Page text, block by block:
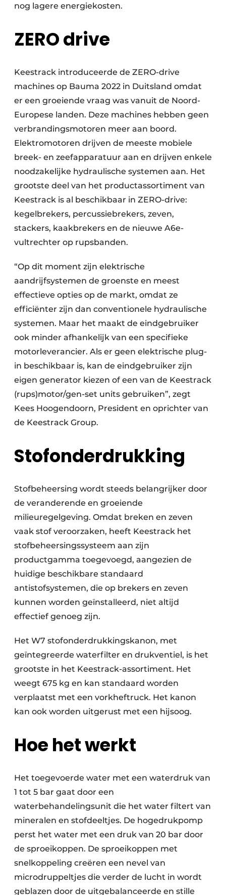
nog lagere energiekosten.
ZERO drive
Keestrack introduceerde de ZERO-drive
machines op Bauma 2022 in Duitsland omdat
er een groeiende vraag was vanuit de Noord-
Europese landen. Deze machines hebben geen
verbrandingsmotoren meer aan boord.
Elektromotoren drijven de meeste mobiele
breek- en zeefapparatuur aan en drijven enkele
noodzakelijke hydraulische systemen aan. Het
grootste deel van het productassortiment van
Keestrack is al beschikbaar in ZERO-drive:
kegelbrekers, percussiebrekers, zeven,
stackers, kaakbrekers en de nieuwe A6e-
vultrechter op rupsbanden.
“Op dit moment zijn elektrische
aandrijfsystemen de groenste en meest
effectieve opties op de markt, omdat ze
efficiënter zijn dan conventionele hydraulische
systemen. Maar het maakt de eindgebruiker
ook minder afhankelijk van een specifieke
motorleverancier. Als er geen elektrische plug-
in beschikbaar is, kan de eindgebruiker zijn
eigen generator kiezen of een van de Keestrack
(rups)motor/gen-set units gebruiken”, zegt
Kees Hoogendoorn, President en oprichter van
de Keestrack Group.
Stofonderdrukking
Stofbeheersing wordt steeds belangrijker door
de veranderende en groeiende
milieuregelgeving. Omdat breken en zeven
vaak stof veroorzaken, heeft Keestrack het
stofbeheersingssysteem aan zijn
productgamma toegevoegd, aangezien de
huidige beschikbare standaard
antistofsystemen, die op brekers en zeven
kunnen worden geïnstalleerd, niet altijd
effectief genoeg zijn.
Het W7 stofonderdrukkingskanon, met
geïntegreerde waterfilter en drukventiel, is het
grootste in het Keestrack-assortiment. Het
weegt 675 kg en kan standaard worden
verplaatst met een vorkheftruck. Het kanon
kan ook worden uitgerust met een hijsoog.
Hoe het werkt
Het toegevoerde water met een waterdruk van
1 tot 5 bar gaat door een
waterbehandelingsunit die het water filtert van
mineralen en stofdeeltjes. De hogedrukpomp
perst het water met een druk van 20 bar door
de sproeikoppen. De sproeikoppen met
snelkoppeling creëren een nevel van
microdruppeltjes die verder de lucht in wordt
geblazen door de uitgebalanceerde en stille